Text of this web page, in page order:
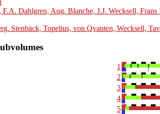
Dahlgren, Aug. Blanche, J.J. Wecksell,
Stenbäck, Topelius, von Qvanten, Wecksell,
1
2
3
4
5